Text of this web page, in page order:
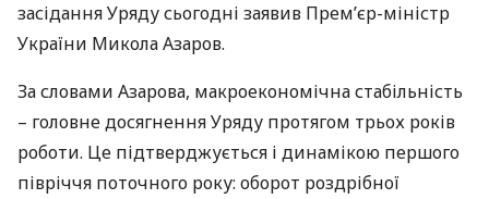
засідання Уряду сьогодні заявив Прем’єр-міністр
України Микола Азаров.
За словами Азарова, макроекономічна стабільність
– головне досягнення Уряду протягом трьох років
роботи. Це підтверджується і динамікою першого
півріччя поточного року: оборот роздрібної